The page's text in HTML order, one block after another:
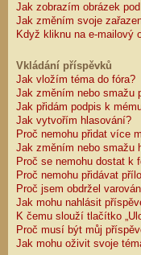
Jak zobrazím obrázek
Jak změním svoje
Když kliknu na e-mailový
Vkládání příspěvků
Jak vložím téma do fóra?
Jak změním nebo smažu
Jak přidám podpis k
Jak vytvořím hlasování?
Proč nemohu přidat více
Jak změním nebo smažu
Proč se nemohu dostat k
Proč nemohu přidávat
Proč jsem obdržel
Jak mohu nahlásit
K čemu slouží tlačítko
Proč musí být můj
Jak mohu oživit svoje